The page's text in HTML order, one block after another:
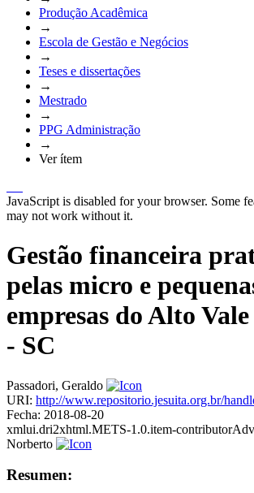
Produção Acadêmica
→
Escola de Gestão e Negócios
→
Teses e dissertações
→
Mestrado
→
PPG Administração
→
Ver ítem
JavaScript is disabled for your browser. Some
may not work without it.
Gestão financeira
pelas micro e
empresas do Alto
- SC
Passadori, Geraldo
URI: http://www.repositorio.jesuita.org.br/
Fecha: 2018-08-20
xmlui.dri2xhtml.METS-1.0.item-
Norberto
Resumen: